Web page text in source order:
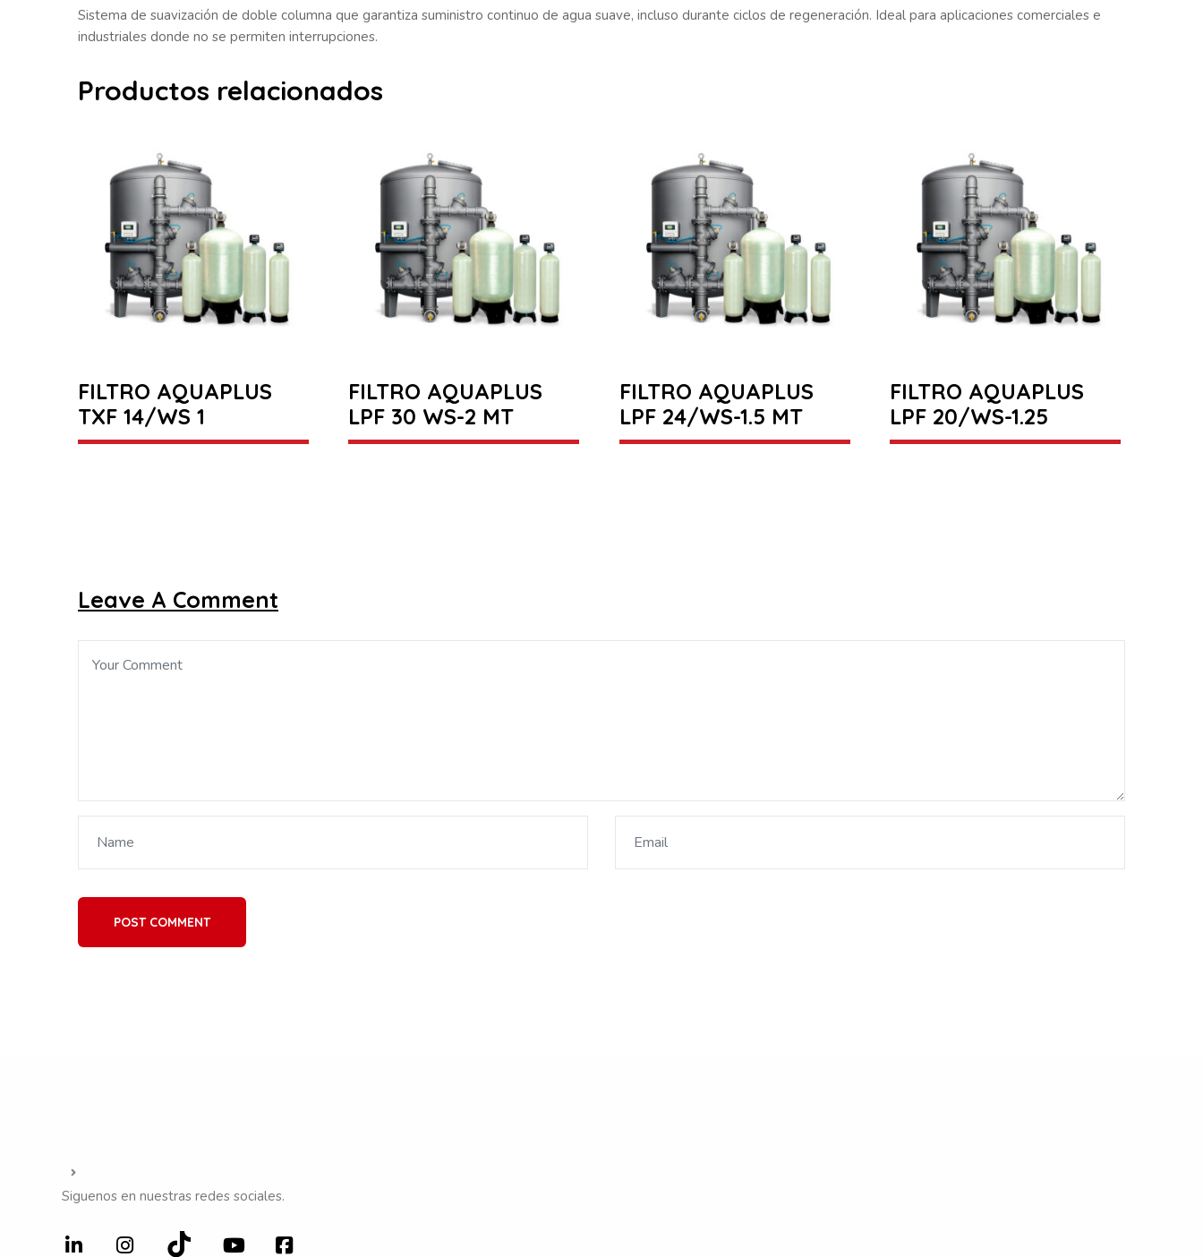
Sistema de suavización de doble columna que garantiza suministro continuo de agua suave, incluso durante ciclos de regeneración. Ideal para aplicaciones comerciales e
industriales donde no se permiten interrupciones.
Productos relacionados
FILTRO AQUAPLUS
TXF 14/WS 1
FILTRO AQUAPLUS
LPF 30 WS-2 MT
FILTRO AQUAPLUS
LPF 24/WS-1.5 MT
FILTRO AQUAPLUS
LPF 20/WS-1.25
Leave A Comment
POST COMMENT
Siguenos en nuestras redes sociales.